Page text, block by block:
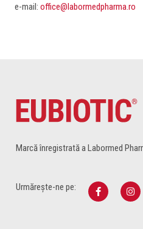
e-mail: office@labormedpharma.ro
Marcă înregistrată a Labormed
Urmărește-ne pe: